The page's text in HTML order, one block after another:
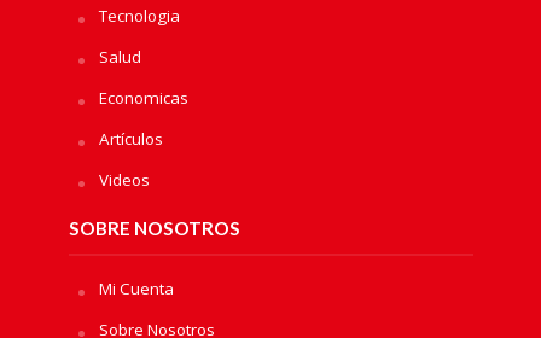
Tecnologia
Salud
Economicas
Artículos
Videos
SOBRE NOSOTROS
Mi Cuenta
Sobre Nosotros